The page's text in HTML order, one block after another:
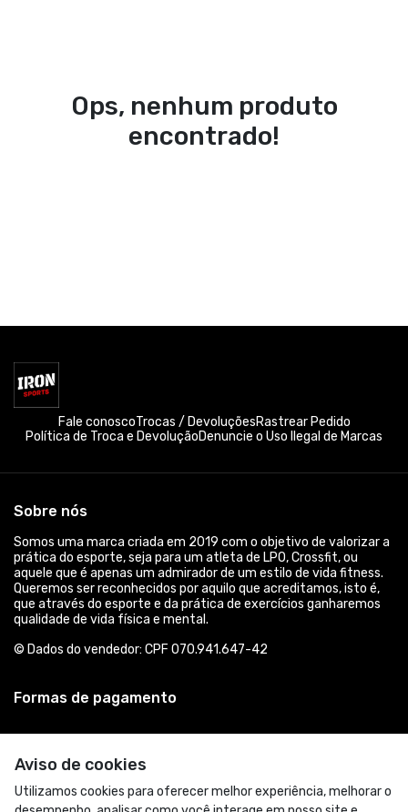
Ops, nenhum produto
encontrado!
Aviso de cookies
Utilizamos cookies para oferecer melhor experiência, melhorar o
Fale conoscoTrocas / DevoluçõesRastrear Pedido
Política de Troca e DevoluçãoDenuncie o Uso Ilegal de Marcas
Sobre nós
Somos uma marca criada em 2019 com o objetivo de valorizar a
prática do esporte, seja para um atleta de LPO, Crossfit, ou
aquele que é apenas um admirador de um estilo de vida fitness.
Queremos ser reconhecidos por aquilo que acreditamos, isto é,
que através do esporte e da prática de exercícios ganharemos
qualidade de vida física e mental.
© Dados do vendedor: CPF 070.941.647-42
Formas de pagamento